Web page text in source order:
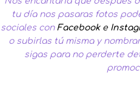
tu día nos pasaras fotos
sociales con Facebooke
o subirlas tú misma y
sigas para no perderte